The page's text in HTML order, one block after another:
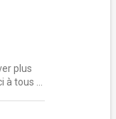
plus
à tous …